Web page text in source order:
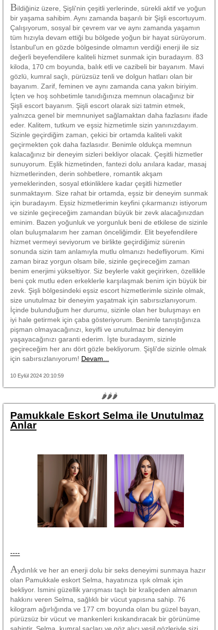
Bildiğiniz üzere, Şişli'nin çeşitli yerlerinde, sürekli aktif ve yoğun
bir yaşama sahibim. Aynı zamanda başarılı bir Şişli escortuyum.
Çalışıyorum, sosyal bir çevrem var ve aynı zamanda yaşamın
tüm hızıyla devam ettiği bu bölgede yoğun bir hayat sürüyorum.
İstanbul'un en gözde bölgesinde olmamın verdiği enerji ile siz
değerli beyefendilere kaliteli hizmet sunmak için buradayım. 83
kiloda, 170 cm boyunda, balık etli ve cazibeli bir bayanım. Mavi
gözlü, kumral saçlı, pürüzsüz tenli ve dolgun hatları olan bir
bayanım. Zarif, feminen ve aynı zamanda cana yakın biriyim.
İçten ve hoş sohbetimle tanıdığınıza memnun olacağınız bir
Şişli escort bayanım. Şişli escort olarak sizi tatmin etmek,
yalnızca genel bir memnuniyet sağlamaktan daha fazlasını ifade
eder. Kalitem, tutkum ve eşsiz hizmetimle sizin yanınızdayım.
Sizinle geçirdiğim zaman, çekici bir ortamda kaliteli vakit
geçirmekten çok daha fazlasıdır. Benimle oldukça memnun
kalacağınız bir deneyim sizleri bekliyor olacak. Çeşitli hizmetler
sunuyorum. Eşlik hizmetinden, fantezi dolu anılara kadar, masaj
hizmetlerinden, derin sohbetlere, romantik akşam
yemeklerinden, sosyal etkinliklere kadar çeşitli hizmetler
sunmaktayım. Size rahat bir ortamda, eşsiz bir deneyim sunmak
için buradayım. Eşsiz hizmetlerimin keyfini çıkarmanızı istiyorum
ve sizinle geçireceğim zamandan büyük bir zevk alacağınızdan
eminim. Bazen yoğunluk ve yorgunluk beni de etkilese de sizinle
olan buluşmalarım her zaman önceliğimdir. Elit beyefendilere
hizmet vermeyi seviyorum ve birlikte geçirdiğimiz sürenin
sonunda sizin tam anlamıyla mutlu olmanızı hedefliyorum. Kimi
zaman biraz yorgun olsam bile, sizinle geçireceğim zaman
benim enerjimi yükseltiyor. Siz beylerle vakit geçirirken, özellikle
beni çok mutlu eden erkeklerle karşılaşmak benim için büyük bir
zevk. Şişli bölgesindeki eşsiz escort hizmetlerimle sizinle olmak,
size unutulmaz bir deneyim yaşatmak için sabırsızlanıyorum.
İçinde bulunduğum her durumu, sizinle olan her buluşmayı en
iyi hale getirmek için çaba gösteriyorum. Benimle tanıştığınıza
pişman olmayacağınızı, keyifli ve unutulmaz bir deneyim
yaşayacağınızı garanti ederim. İşte buradayım, sizinle
geçireceğim her anı dört gözle bekliyorum. Şişli'de sizinle olmak
için sabırsızlanıyorum! Devam...
10 Eylül 2024 20:10:59
🌶🌶🌶
Pamukkale Eskort Selma ile Unutulmaz
Anlar
----
Aydınlık ve her an enerji dolu bir seks deneyimi sunmaya hazır
olan Pamukkale eskort Selma, hayatınıza ışık olmak için
bekliyor. Ismini güzellik yarışması taçlı bir kraliçeden almanın
hakkını veren Selma, sağlıklı bir vücut yapısına sahip. 76
kilogram ağırlığında ve 177 cm boyunda olan bu güzel bayan,
pürüzsüz bir vücut ve mankenleri kıskandıracak bir görünüme